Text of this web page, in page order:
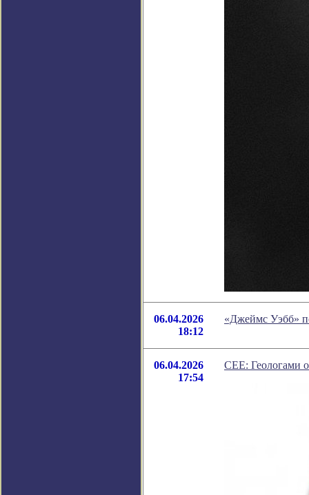
06.04.2026
18:12
«Джеймс Уэбб»
06.04.2026
17:54
CEE: Геологами